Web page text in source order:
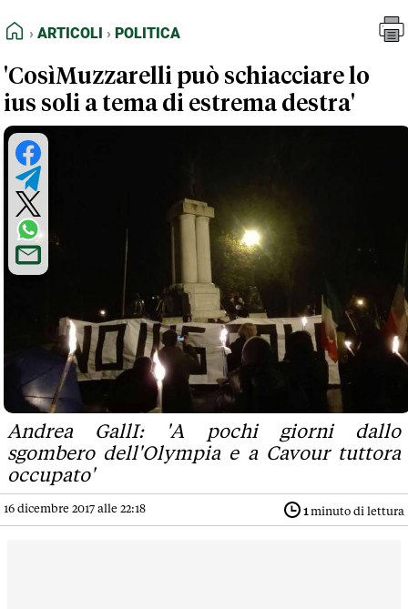
FEED RSS
NORMATIVE DEONTOLOGICHE
TERMINI e CONDIZIONI
HOME
ARTICOLI POLITICA
'CosìMuzzarelli può schiacciare lo
ius soli a tema di estrema destra'
Andrea GallI: 'A pochi giorni dallo
sgombero dell'Olympia e a Cavour tuttora
occupato'
16 dicembre 2017 alle 22:18 1 minuto di lettura